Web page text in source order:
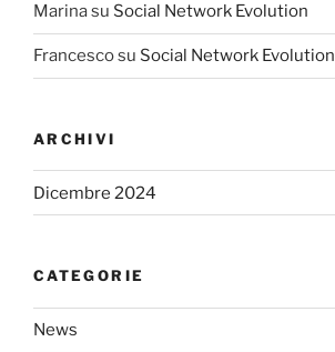
Marinasu Social Network Evolution
Francescosu Social Network Evolution
ARCHIVI
Dicembre 2024
CATEGORIE
News